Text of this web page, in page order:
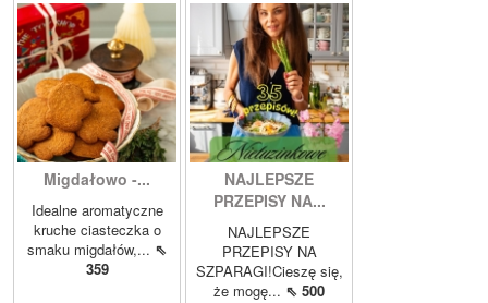
Migdałowo -...
Idealne aromatyczne
kruche ciasteczka o
smaku migdałów,... ⇖
359
NAJLEPSZE
PRZEPISY NA...
NAJLEPSZE
PRZEPISY NA
SZPARAGI!Cieszę się,
że mogę... ⇖ 500